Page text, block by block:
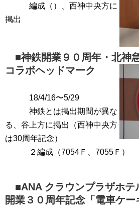
編成（）、西神中央方に
掲出
■神鉄開業９０周年・北神
コラボヘッドマーク
18/4/16〜5/29
神鉄とは掲出期間が異な
る、谷上方に掲出（西神中央方
は30周年記念）
２編成（7054Ｆ、7055Ｆ）
■ANA クラウンプラザホテ
開業３０周年記念「電車ケ